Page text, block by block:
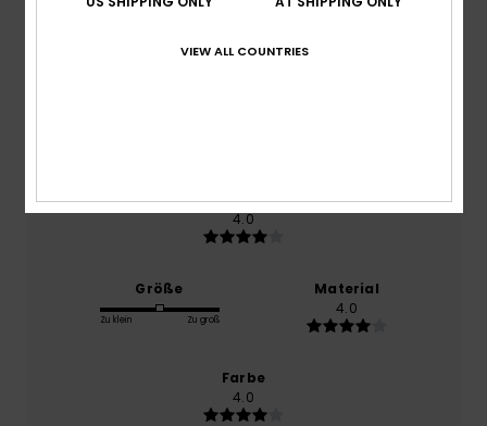
100% unserer Kunden empfehlen dieses Produkt
Preis-Leistungs-Verhältnis
4.0
Größe
Zu klein Zu groß
Material
4.0
Farbe
4.0
VIEW ALL COUNTRIES